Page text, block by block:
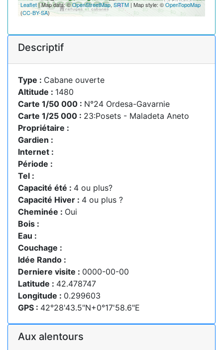
Leaflet| Map data: ©OpenStreetMap, SRTM | Map style: ©OpenTopoMap
(CC-BY-SA)
Descriptif
Type : Cabane ouverte
Altitude : 1480
Carte 1/50 000 : N°24 Ordesa-Gavarnie
Carte 1/25 000 : 23:Posets - Maladeta Aneto
Propriétaire :
Gardien :
Internet :
Période :
Tel :
Capacité été : 4 ou plus?
Capacité Hiver : 4 ou plus ?
Cheminée : Oui
Bois :
Eau :
Couchage :
Idée Rando :
Derniere visite : 0000-00-00
Latitude : 42.478747
Longitude : 0.299603
GPS : 42°28'43.5"N+0°17'58.6"E
Aux alentours